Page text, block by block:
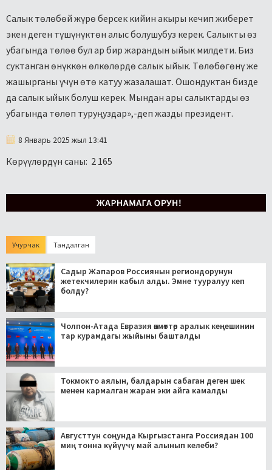
Салык төлөбөй жүрө берсек кийин акыры кечип жиберет
экен деген түшүнүктөн алыс болушубуз керек. Салыкты өз
убагында төлөө бул ар бир жарандын ыйык милдети. Биз
суктанган өнүккөн өлкөлөрдө салык ыйык. Төлөбөгөнү же
жашырганы үчүн өтө катуу жазалашат. Ошондуктан бизде
да салык ыйык болуш керек. Мындан ары салыктарды өз
убагында төлөп туруңуздар»,-деп жазды президент.
8 Январь 2025 жыл 13:41
Көрүүлөрдүн саны: 2 165
Учур чак Тандалган
Садыр Жапаров Россиянын региондорунун
жетекчилерин кабыл алды. Эмне тууралуу кеп
болду?
Чолпон-Атада Евразия өкмөттөр аралык кеңешинин
тар курамдагы жыйыны башталды
Токмокто аялын, балдарын сабаган деген шек
менен кармалган жаран эки айга камалды
Августтун соңунда Кыргызстанга Россиядан 100
миң тонна күйүүчү май алынып келеби?